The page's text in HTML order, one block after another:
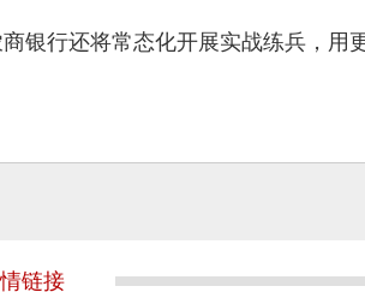
银行还将常态化开展实战练兵，用
链接